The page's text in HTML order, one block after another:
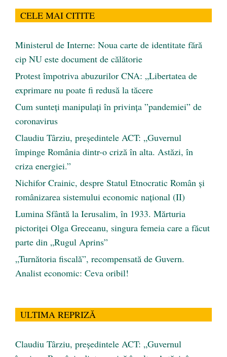
CELE MAI CITITE
Ministerul de Interne: Noua carte de identitate fără
cip NU este document de călătorie
Protest împotriva abuzurilor CNA: „Libertatea de
exprimare nu poate fi redusă la tăcere
Cum sunteți manipulați în privința ”pandemiei” de
coronavirus
Claudiu Târziu, președintele ACT: „Guvernul
împinge România dintr-o criză în alta. Astăzi, în
criza energiei.”
Nichifor Crainic, despre Statul Etnocratic Român şi
românizarea sistemului economic naţional (II)
Lumina Sfântă la Ierusalim, în 1933. Mărturia
pictoriței Olga Greceanu, singura femeia care a făcut
parte din „Rugul Aprins”
„Turnătoria fiscală”, recompensată de Guvern.
Analist economic: Ceva oribil!
ULTIMA REPRIZĂ
Claudiu Târziu, președintele ACT: „Guvernul